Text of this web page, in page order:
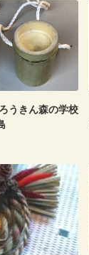
うきん森の学校